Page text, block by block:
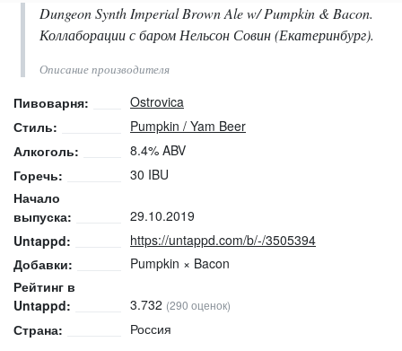
Dungeon Synth Imperial Brown Ale w/ Pumpkin & Bacon.
Коллаборации с баром Нельсон Совин (Екатеринбург).
Описание производителя
Пивоварня:
Ostrovica
Стиль:
Pumpkin / Yam Beer
Алкоголь:
8.4% ABV
Горечь:
30 IBU
Начало
выпуска:
29.10.2019
Untappd:
https://untappd.com/b/-/3505394
Добавки:
Pumpkin × Bacon
Рейтинг в
Untappd:
3.732 (290 оценок)
Страна: Россия